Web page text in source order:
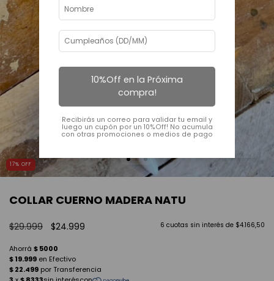
17% OFF
COLLAR CUERNO MADERA NATU
$29.999 $24.999 6 cuotas sin interés de $4.166,50
10%Off en la Próxima
compra!
Recibirás un correo para validar tu email y
luego un cupón por un 10%Off! No acumula
con otras promociones o medios de pago